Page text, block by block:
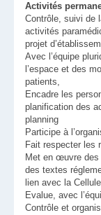
Activités
Contrôle, suivi de
activités
projet
Avec l’équipe
l’espace et des
patients,
Encadre les
planification des
planning
Participe à
Fait respecter les
Met en œuvre des
des textes
lien avec la
Evalue, avec
Contrôle et